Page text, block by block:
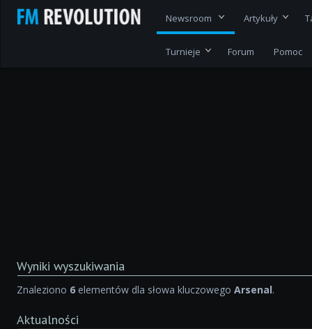
Newsroom Artykuły
Turnieje Forum Pomoc
Wyniki wyszukiwania
Znaleziono 6 elementów dla słowa kluczowegoArsenal.
Aktualności